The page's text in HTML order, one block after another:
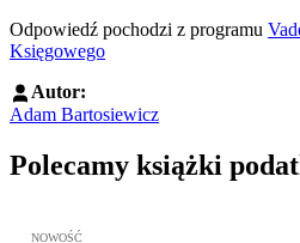
Odpowiedź pochodzi z programu
Księgowego
Autor:
Adam Bartosiewicz
Polecamy książki
Przejdź do: JPK_VAT krok po
NOWOŚĆ